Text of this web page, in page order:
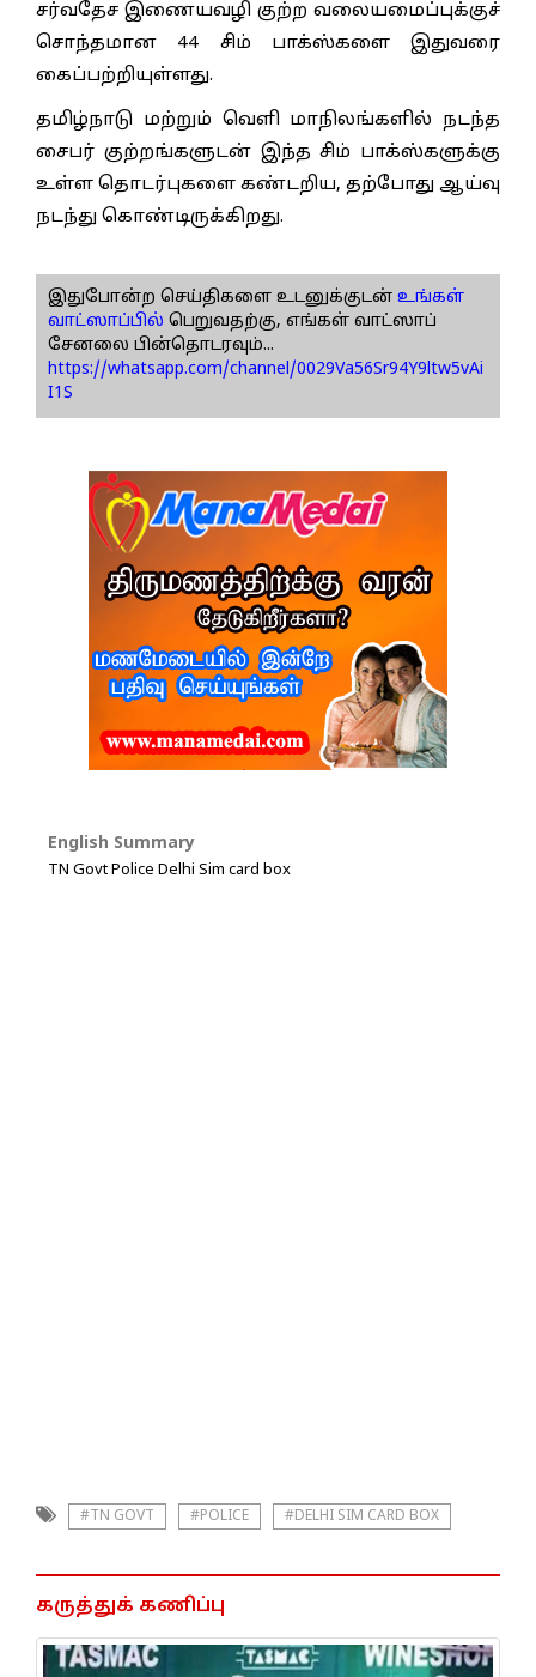
சர்வதேச இணையவழி குற்ற வலையமைப்புக்குச்
சொந்தமான 44 சிம் பாக்ஸ்களை இதுவரை
கைப்பற்றியுள்ளது.
தமிழ்நாடு மற்றும் வெளி மாநிலங்களில் நடந்த
சைபர் குற்றங்களுடன் இந்த சிம் பாக்ஸ்களுக்கு
உள்ள தொடர்புகளை கண்டறிய, தற்போது ஆய்வு
நடந்து கொண்டிருக்கிறது.
இதுபோன்ற செய்திகளை உடனுக்குடன் உங்கள்
வாட்ஸாப்பில் பெறுவதற்கு, எங்கள் வாட்ஸாப்
சேனலை பின்தொடரவும்...
https://whatsapp.com/channel/0029Va56Sr94Y9ltw5vAi
I1S
English Summary
TN Govt Police Delhi Sim card box
#TN GOVT #POLICE #DELHI SIM CARD BOX
கருத்துக் கணிப்பு